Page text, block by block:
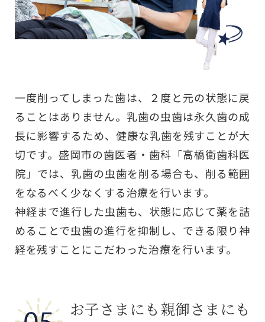
一度削ってしまった歯は、２度と元の状態に戻
ることはありません。乳歯の虫歯は永久歯の成
長に影響するため、健康な乳歯を残すことが大
切です。盛岡市の歯医者・歯科「高橋衛歯科医
院」では、乳歯の虫歯を削る場合も、削る範囲
をなるべく少なくする治療を行います。
神経まで進行した虫歯も、状態に応じて薬を詰
めることで虫歯の進行を抑制し、できる限り神
経を残すことにこだわった治療を行います。
お子さまにも親御さまにも